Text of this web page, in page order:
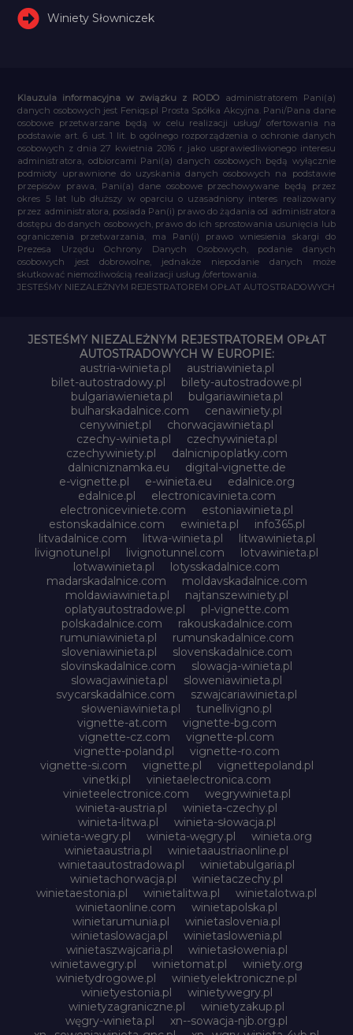
Winiety Słowniczek
Klauzula informacyjna w związku z RODO administratorem Pani(a)
danych osobowych jest Feniqs.pl Prosta Spółka Akcyjna. Pani/Pana dane
osobowe przetwarzane będą w celu realizacji usług/ ofertowania na
podstawie art. 6 ust. 1 lit. b ogólnego rozporządzenia o ochronie danych
osobowych z dnia 27 kwietnia 2016 r. jako usprawiedliwionego interesu
administratora, odbiorcami Pani(a) danych osobowych będą wyłącznie
podmioty uprawnione do uzyskania danych osobowych na podstawie
przepisów prawa, Pani(a) dane osobowe przechowywane będą przez
okres 5 lat lub dłuższy w oparciu o uzasadniony interes realizowany
przez administratora, posiada Pan(i) prawo do żądania od administratora
dostępu do danych osobowych, prawo do ich sprostowania usunięcia lub
ograniczenia przetwarzania, ma Pan(i) prawo wniesienia skargi do
Prezesa Urzędu Ochrony Danych Osobowych, podanie danych
osobowych jest dobrowolne, jednakże niepodanie danych może
skutkować niemożliwością realizacji usług /ofertowania.
JESTEŚMY NIEZALEŻNYM REJESTRATOREM OPŁAT AUTOSTRADOWYCH
JESTEŚMY NIEZALEŻNYM REJESTRATOREM OPŁAT
AUTOSTRADOWYCH W EUROPIE:
austria-winieta.pl
austriawinieta.pl
bilet-autostradowy.pl
bilety-autostradowe.pl
bulgariawienieta.pl
bulgariawinieta.pl
bulharskadalnice.com
cenawiniety.pl
cenywiniet.pl
chorwacjawinieta.pl
czechy-winieta.pl
czechywinieta.pl
czechywiniety.pl
dalnicnipoplatky.com
dalnicniznamka.eu
digital-vignette.de
e-vignette.pl
e-winieta.eu
edalnice.org
edalnice.pl
electronicavinieta.com
electroniceviniete.com
estoniawinieta.pl
estonskadalnice.com
ewinieta.pl
info365.pl
litvadalnice.com
litwa-winieta.pl
litwawinieta.pl
livignotunel.pl
livignotunnel.com
lotvawinieta.pl
lotwawinieta.pl
lotysskadalnice.com
madarskadalnice.com
moldavskadalnice.com
moldawiawinieta.pl
najtanszewiniety.pl
oplatyautostradowe.pl
pl-vignette.com
polskadalnice.com
rakouskadalnice.com
rumuniawinieta.pl
rumunskadalnice.com
sloveniawinieta.pl
slovenskadalnice.com
slovinskadalnice.com
slowacja-winieta.pl
slowacjawinieta.pl
sloweniawinieta.pl
svycarskadalnice.com
szwajcariawinieta.pl
słoweniawinieta.pl
tunellivigno.pl
vignette-at.com
vignette-bg.com
vignette-cz.com
vignette-pl.com
vignette-poland.pl
vignette-ro.com
vignette-si.com
vignette.pl
vignettepoland.pl
vinetki.pl
vinietaelectronica.com
vinieteelectronice.com
wegrywinieta.pl
winieta-austria.pl
winieta-czechy.pl
winieta-litwa.pl
winieta-słowacja.pl
winieta-wegry.pl
winieta-węgry.pl
winieta.org
winietaaustria.pl
winietaaustriaonline.pl
winietaautostradowa.pl
winietabulgaria.pl
winietachorwacja.pl
winietaczechy.pl
winietaestonia.pl
winietalitwa.pl
winietalotwa.pl
winietaonline.com
winietapolska.pl
winietarumunia.pl
winietaslovenia.pl
winietaslowacja.pl
winietaslowenia.pl
winietaszwajcaria.pl
winietasłowenia.pl
winietawegry.pl
winietomat.pl
winiety.org
winietydrogowe.pl
winietyelektroniczne.pl
winietyestonia.pl
winietywegry.pl
winietyzagraniczne.pl
winietyzakup.pl
węgry-winieta.pl
xn--sowacja-njb.org.pl